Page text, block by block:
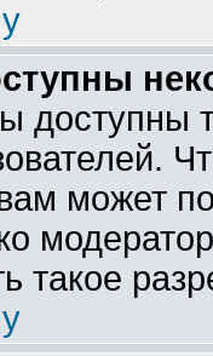
доступны
может
такое